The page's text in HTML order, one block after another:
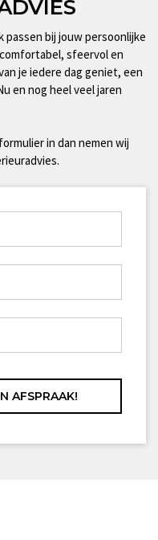
passen bij jouw persoonlijke
sfeervol en
je iedere dag geniet, een
en nog heel veel jaren
in dan nemen wij